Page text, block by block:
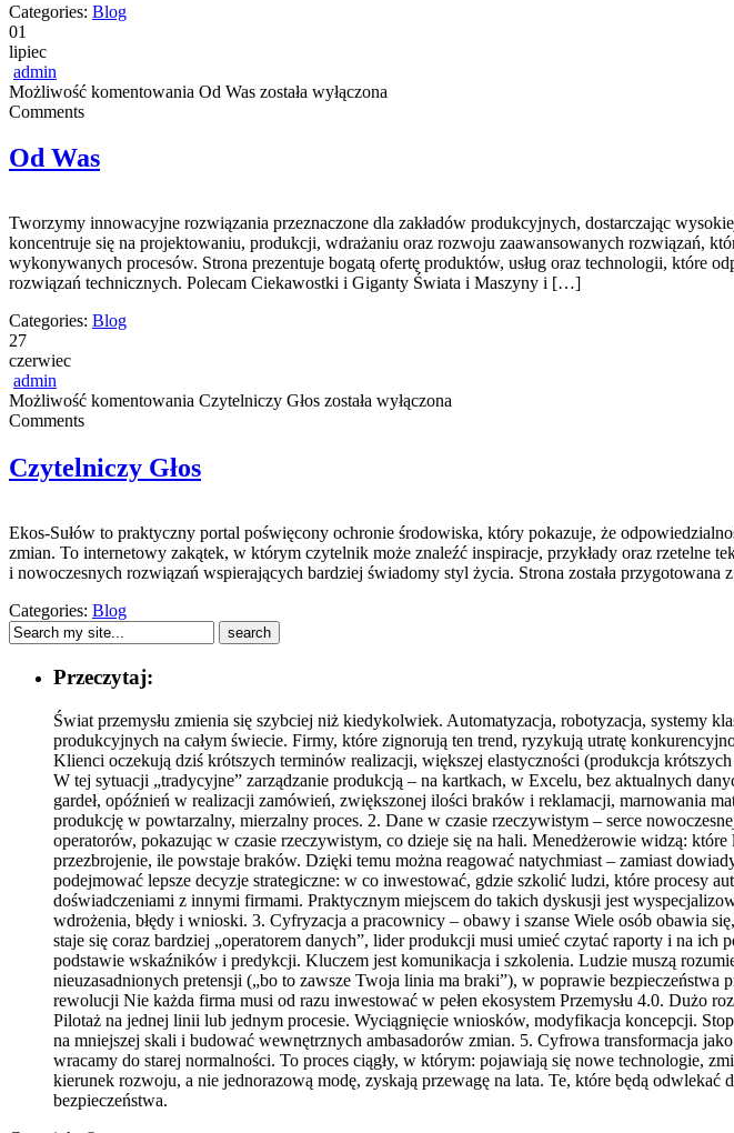
Categories: Blog
01
lipiec
admin
Możliwość komentowania Od Was została wyłączona
Comments
Od Was
Tworzymy innowacyjne rozwiązania przeznaczone dla zakładów produkcyjnych, dostarczając
koncentruje się na projektowaniu, produkcji, wdrażaniu oraz rozwoju zaawansowanych rozwiązań,
wykonywanych procesów. Strona prezentuje bogatą ofertę produktów, usług oraz technologii, które
rozwiązań technicznych. Polecam Ciekawostki i Giganty Świata i Maszyny i […]
Categories: Blog
27
czerwiec
admin
Możliwość komentowania Czytelniczy Głos została wyłączona
Comments
Czytelniczy Głos
Ekos-Sułów to praktyczny portal poświęcony ochronie środowiska, który pokazuje, że
zmian. To internetowy zakątek, w którym czytelnik może znaleźć inspiracje, przykłady oraz
i nowoczesnych rozwiązań wspierających bardziej świadomy styl życia. Strona została
Categories: Blog
Przeczytaj:
Świat przemysłu zmienia się szybciej niż kiedykolwiek. Automatyzacja, robotyzacja, systemy
produkcyjnych na całym świecie. Firmy, które zignorują ten trend, ryzykują utratę
Klienci oczekują dziś krótszych terminów realizacji, większej elastyczności (produkcja
W tej sytuacji „tradycyjne” zarządzanie produkcją – na kartkach, w Excelu, bez aktualnych
gardeł, opóźnień w realizacji zamówień, zwiększonej ilości braków i reklamacji, marnowania
produkcję w powtarzalny, mierzalny proces. 2. Dane w czasie rzeczywistym – serce
operatorów, pokazując w czasie rzeczywistym, co dzieje się na hali. Menedżerowie widzą:
przezbrojenie, ile powstaje braków. Dzięki temu można reagować natychmiast – zamiast
podejmować lepsze decyzje strategiczne: w co inwestować, gdzie szkolić ludzi, które procesy
doświadczeniami z innymi firmami. Praktycznym miejscem do takich dyskusji jest
wdrożenia, błędy i wnioski. 3. Cyfryzacja a pracownicy – obawy i szanse Wiele osób obawia
staje się coraz bardziej „operatorem danych”, lider produkcji musi umieć czytać raporty i na
podstawie wskaźników i predykcji. Kluczem jest komunikacja i szkolenia. Ludzie muszą
nieuzasadnionych pretensji („bo to zawsze Twoja linia ma braki”), w poprawie
rewolucji Nie każda firma musi od razu inwestować w pełen ekosystem Przemysłu 4.0. Dużo
Pilotaż na jednej linii lub jednym procesie. Wyciągnięcie wniosków, modyfikacja koncepcji.
na mniejszej skali i budować wewnętrznych ambasadorów zmian. 5. Cyfrowa transformacja
wracamy do starej normalności. To proces ciągły, w którym: pojawiają się nowe technologie,
kierunek rozwoju, a nie jednorazową modę, zyskają przewagę na lata. Te, które będą
bezpieczeństwa.